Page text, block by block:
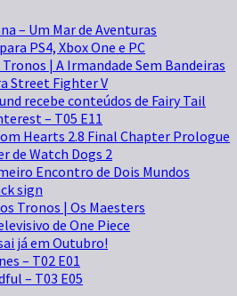
– Um Mar de Aventuras
PS4, Xbox One e PC
| A Irmandade Sem Bandeiras
Street Fighter V
recebe conteúdos de Fairy Tail
– T05 E11
Hearts 2.8 Final Chapter Prologue
de Watch Dogs 2
Encontro de Dois Mundos
sign
Tronos | Os Maesters
de One Piece
já em Outubro!
– T02 E01
– T03 E05